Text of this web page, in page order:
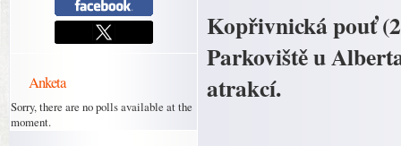
Anketa
Sorry, there are no polls available at the
moment.
Kopřivnická pouť
Parkoviště u
atrakcí.